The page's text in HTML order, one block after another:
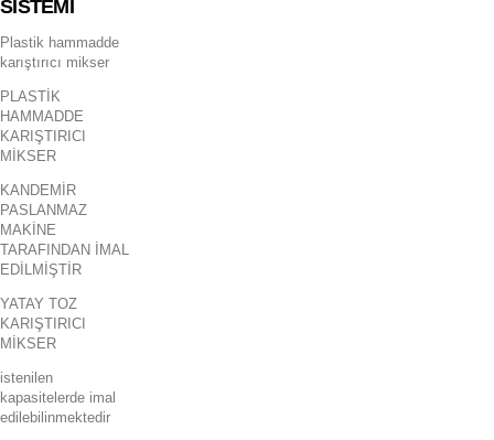
SİSTEMİ
Plastik hammadde
karıştırıcı mikser
PLASTİK
HAMMADDE
KARIŞTIRICI
MİKSER
KANDEMİR
PASLANMAZ
MAKİNE
TARAFINDAN İMAL
EDİLMİŞTİR
YATAY TOZ
KARIŞTIRICI
MİKSER
istenilen
kapasitelerde imal
edilebilinmektedir